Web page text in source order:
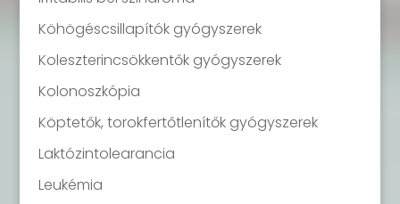
Köhögéscsillapítók gyógyszerek
Koleszterincsökkentők gyógyszerek
Kolonoszkópia
Köptetők, torokfertőtlenítők gyógyszerek
Laktózintolearancia
Leukémia